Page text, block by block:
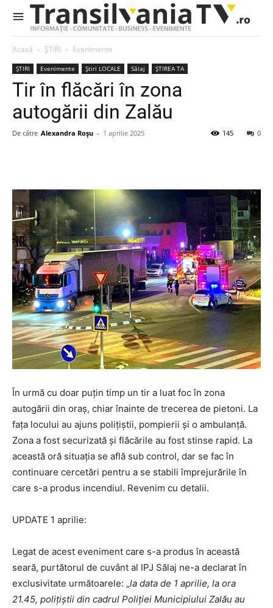
Acasă ȘTIRI Evenimente
ȘTIRI Evenimente Știri LOCALE Sălaj ȘTIREA TA
Tir în flăcări în zona
autogării din Zalău
De către Alexandra Roșu - 1 aprilie 2025 0
145
În urmă cu doar puțin timp un tir a luat foc în zona
autogării din oraș, chiar înainte de trecerea de pietoni. La
fața locului au ajuns polițiștii, pompierii și o ambulanță.
Zona a fost securizată și flăcările au fost stinse rapid. La
această oră situația se află sub control, dar se fac în
continuare cercetări pentru a se stabili împrejurările în
care s-a produs incendiul. Revenim cu detalii.
UPDATE 1 aprilie:
Legat de acest eveniment care s-a produs în această
seară, purtătorul de cuvânt al IPJ Sălaj ne-a declarat în
exclusivitate următoarele: „la data de 1 aprilie, la ora
21.45, polițiștii din cadrul Poliției Municipiului Zalău au